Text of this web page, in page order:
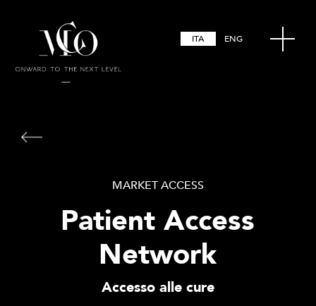
ITA ENG
MARKET ACCESS
Patient Access
Network
Accesso alle cure